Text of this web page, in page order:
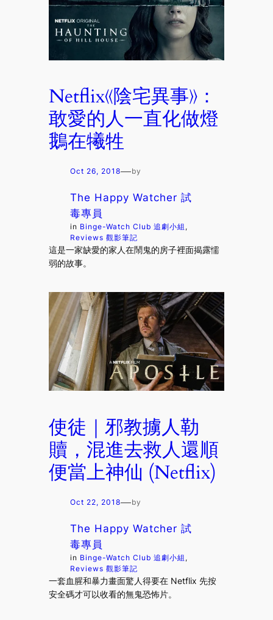
Netflix《陰宅異事》：
敢愛的人一直化做燈
鵝在犧牲
Oct 26, 2018—by
The Happy Watcher 試
毒專員
in Binge-Watch Club 追劇小組
Reviews 觀影筆記
這是一家缺愛的家人在鬧鬼的房子裡面揭露懦
弱的故事。
使徒｜邪教擄人勒
贖，混進去救人還順
便當上神仙 (Netflix)
Oct 22, 2018—by
The Happy Watcher 試
毒專員
in Binge-Watch Club 追劇小組
Reviews 觀影筆記
一套血腥和暴力畫面驚人得要在 Netflix 先按
安全碼才可以收看的無鬼恐怖片。